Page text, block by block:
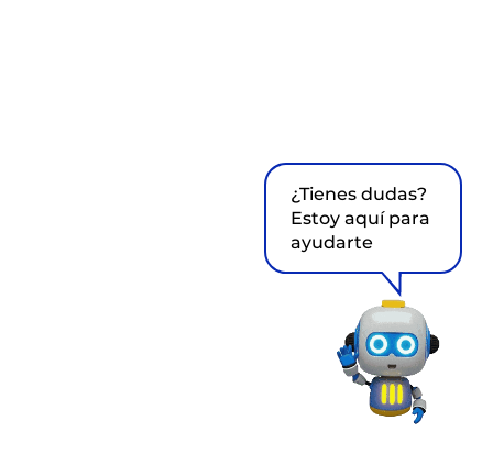
¿Tienes dudas?
Estoy aquí para
ayudarte